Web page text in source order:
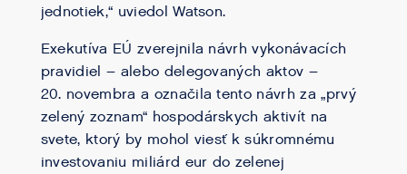
jednotiek,“ uviedol Watson.
Exekutíva EÚ zverejnila návrh vykonávacích
pravidiel – alebo delegovaných aktov –
20. novembra a označila tento návrh za „prvý
zelený zoznam“ hospodárskych aktivít na
svete, ktorý by mohol viesť k súkromnému
investovaniu miliárd eur do zelenej